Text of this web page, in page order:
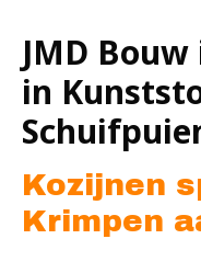
JMD
in
Kozijnen
Krimpen